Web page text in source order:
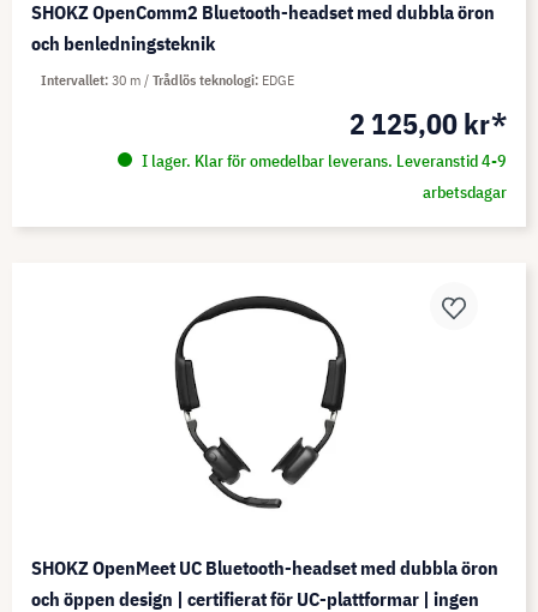
SHOKZ OpenComm2 Bluetooth-headset med dubbla öron
och benledningsteknik
2 125,00 kr*
I lager. Klar för omedelbar leverans. Leveranstid 4-9
arbetsdagar
Intervallet 30 m Trådlös teknologi EDGE
SHOKZ OpenMeet UC Bluetooth-headset med dubbla öron
och öppen design | certifierat för UC-plattformar | ingen